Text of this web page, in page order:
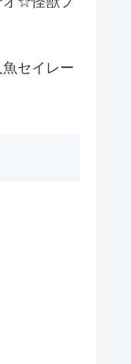
セイレー